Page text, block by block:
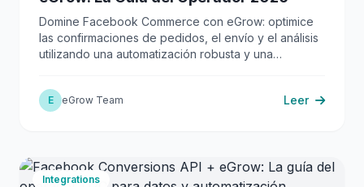
Domine Facebook Commerce con eGrow: optimice
las confirmaciones de pedidos, el envío y el análisis
utilizando una automatización robusta y una
E eGrow Team Leer
Integrations